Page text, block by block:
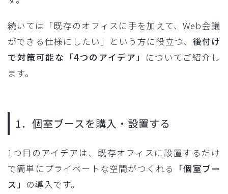
続いては「既存のオフィスに手を加えて、Web会議
ができる仕様にしたい」という方に役立つ、 後付け
で対策可能な「4つのアイデア」 についてご紹介し
ます。
1．個室ブースを購入・設置する
1つ目のアイデアは、既存オフィスに設置するだけ
で簡単にプライベートな空間がつくれる
「個室ブー
ス」 の導入です。